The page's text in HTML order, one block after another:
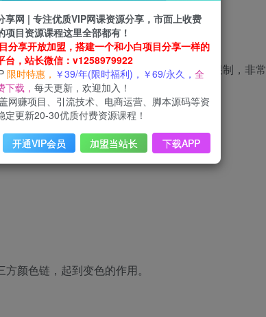
合性视频剪辑软件。其主要功能如下：
式多平台导出，几乎没有任何格式和平台限制，非常
颜色链，起到变色的作用。
享网 | 专注优质VIP网课资源分享，市面上收费
项目资源课程这里全部都有！
分享开放加盟，搭建一个和小白项目分享一样的
台，站长微信：v1258979922
限时特惠， ￥39/年(限时福利)，￥69/永久， 全
下载， 每天更新，欢迎加入！
网赚项目、引流技术、电商运营、脚本源码等资
定更新20-30优质付费资源课程！
开通VIP会员 加盟当站长 下载APP